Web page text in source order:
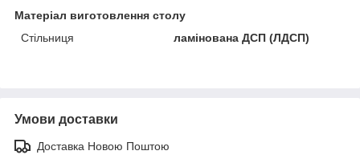
Матеріал виготовлення столу
Стільниця
ламінована ДСП (ЛДСП)
Умови доставки
Доставка Новою Поштою